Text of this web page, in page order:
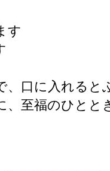
す
口に入れると
、至福のひとと